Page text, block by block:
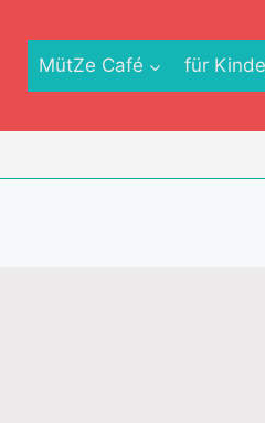
MütZe Café für